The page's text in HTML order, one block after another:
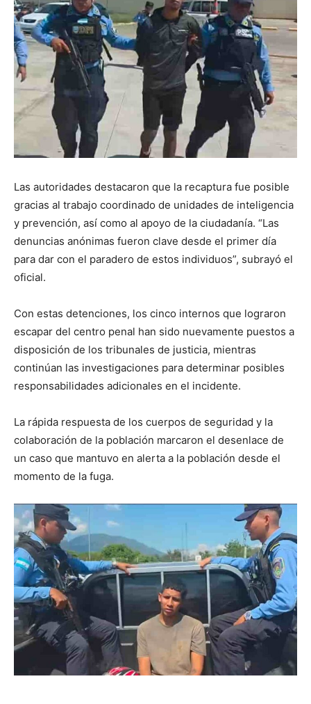
Las autoridades destacaron que la recaptura fue posible
gracias al trabajo coordinado de unidades de inteligencia
y prevención, así como al apoyo de la ciudadanía. “Las
denuncias anónimas fueron clave desde el primer día
para dar con el paradero de estos individuos”, subrayó el
oficial.
Con estas detenciones, los cinco internos que lograron
escapar del centro penal han sido nuevamente puestos a
disposición de los tribunales de justicia, mientras
continúan las investigaciones para determinar posibles
responsabilidades adicionales en el incidente.
La rápida respuesta de los cuerpos de seguridad y la
colaboración de la población marcaron el desenlace de
un caso que mantuvo en alerta a la población desde el
momento de la fuga.